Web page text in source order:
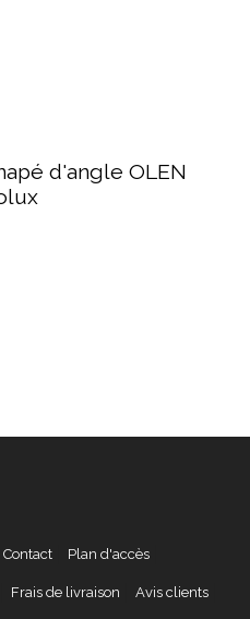
d'angle OLEN
Contact Plan d'accès
Frais de livraison Avis clients